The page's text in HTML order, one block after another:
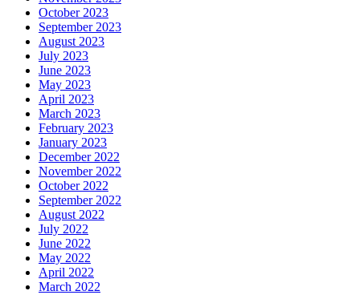
October 2023
September 2023
August 2023
July 2023
June 2023
May 2023
April 2023
March 2023
February 2023
January 2023
December 2022
November 2022
October 2022
September 2022
August 2022
July 2022
June 2022
May 2022
April 2022
March 2022